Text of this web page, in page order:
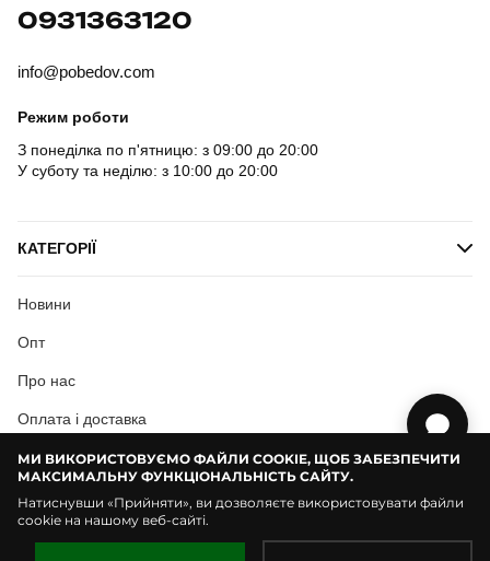
МИ ВИКОРИСТОВУЄМО ФАЙЛИ COOKIE, ЩОБ ЗАБЕЗПЕЧИТИ
МАКСИМАЛЬНУ ФУНКЦІОНАЛЬНІСТЬ САЙТУ.
Натиснувши «Прийняти», ви дозволяєте використовувати файли
cookie на нашому веб-сайті.
0931363120
info@pobedov.com
Режим роботи
З понеділка по п'ятницю: з 09:00 до 20:00
У суботу та неділю: з 10:00 до 20:00
КАТЕГОРІЇ
Новини
Опт
Про нас
Оплата і доставка
Користувацька згода
© Pobedov | 2018 — 2026